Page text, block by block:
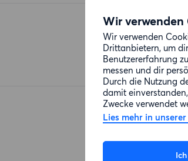
Wir verwenden
Wir verwenden
Drittanbietern, um
Benutzererfahrung
messen und dir
Durch die Nutzung
damit
Zwecke verwendet
Lies mehr in